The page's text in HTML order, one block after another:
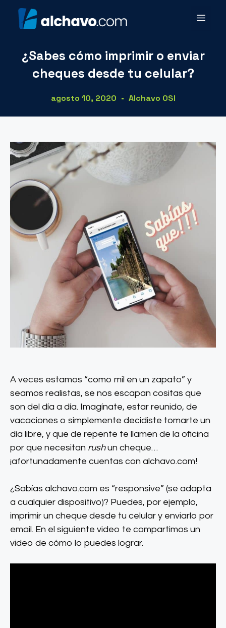
¿Sabes cómo imprimir o enviar
cheques desde tu celular?
agosto 10, 2020 Alchavo OSI
A veces estamos “como mil en un zapato” y
seamos realistas, se nos escapan cositas que
son del día a día. Imagínate, estar reunido, de
vacaciones o simplemente decidiste tomarte un
día libre, y que de repente te llamen de la oficina
por que necesitan rushun cheque…
¡afortunadamente cuentas con alchavo.com!
¿Sabías alchavo.com es “responsive” (se adapta
a cualquier dispositivo)? Puedes, por ejemplo,
imprimir un cheque desde tu celular y enviarlo por
email. En el siguiente video te compartimos un
video de cómo lo puedes lograr.